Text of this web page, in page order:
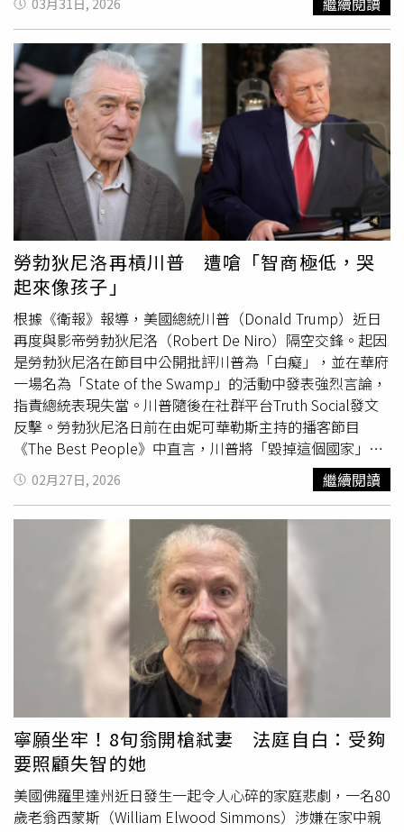
間光雕後，搭配遊船體驗與河岸步道，營造出光影交錯的迷
人景致。夜晚時分，民眾可沿著運河散步或搭乘遊船，欣賞
兩岸燈光與藝術裝置交織出的水岸風情，享受悠閒愜意的城
市時光。南市府提到，除了音樂祭外，「臺南運河百年」系
列活動也陸續展開，包括河畔市集「大員盛場」、運河百年
紀念展「運河有影」，以及後續將推出的「運河100雙城好
和」美食船班、國際龍舟錦標賽與「百年新人遊河」聯合婚
禮等，活動內容橫跨文化、觀光與生活面向，預計一路熱鬧
至年底。此外，「運河遊河BOT案碼頭」也預計於11月底啟
用，進一步提升運河觀光發展能量。南市府表示，本次戶外
音樂祭結合音樂演出與水岸景觀，打造兼具視覺與聽覺的沉
浸式體驗，適合親子同遊或好友相聚。誠摯邀請民眾把握五
一連假造訪臺南，一邊品嚐在地美食，一邊感受運河畔的悠
閒氛圍，在初夏夜晚留下難忘回憶。
響：「他一直在後台說很多人、很可怕。」讓他越聽越不
安；林鶴軒則坦言是因為在台下遇到以前同學，讓他嚇一
跳，頻頻表示自己真的很緊張，讓柯震東與陳姸霏忍不住
喊：「你不要再緊張了！」首個遊戲環節「我有你沒有」，
主演需帶入角色身份，說出在影集中做過、但其他人沒做過
的事，柯震東率先出招笑說：「我有尪仔標，其他人沒
有。」陳姸霏立刻回擊：「我們現在有！」讓他急忙補充
「是戲裡！」陳姸霏分享自己「在戲中戴過很多頂假髮」，
展現角色造型多變。陳以文則語出驚人表示「我有被挖掉心
臟」，讓柯震東一度想接話又急踩煞車，笑稱「要小心合
約」避免劇透。林鶴軒則突然拋出「我大概看超過600部A
片」，瞬間讓話題歪樓，柯震東也接招笑說：「搞不好我有
啊，不然韓杰十年在家在幹嘛？」演員們玩遊戲逗樂全場。
（圖／Netflix提供）林鶴軒的懲罰橋段還原劇中鬼角色「王
小明」，對柯震東說出撩人金句，但卻立刻被柯震東假呼巴
掌，林鶴軒解釋：「王小明就是色鬼，在網咖看很多低級
片，他打我巴掌是正常的！」柯震東也補充，《乩身》雖有
大量神魔與戰鬥元素，但「人有好人壞人，鬼也是」，王小
明就是貫穿全劇的「善良好鬼」，林鶴軒則為角色下了註
解：「王小明就是善良的混蛋。」談到拍攝過程，陳姸霏坦
言接下演出時既興奮又緊張，「看到卡司就很期待，但也有
壓力。」更透露一開始覺得柯震東「很高、看起來有點高
冷，不太敢講話」，直到對方在拍攝期間稱讚她「是對角色
有想法的人」，才讓她逐漸打開心防。林鶴軒則分享拍攝特
效場面的新鮮經驗，特別是網咖遇見主角群的一場戲，「我
的招式是『蛤蟆神功』，第一次做特效建檔，整個人被掃描
建模。」直呼大開眼界。林鶴軒對柯震東說撩人金句。（圖
／Netflix提供）
勞勃狄尼洛再槓川普 遭嗆「智商極低，哭
起來像孩子」
根據《衛報》報導，美國總統川普（Donald Trump）近日
再度與影帝勞勃狄尼洛（Robert De Niro）隔空交鋒。起因
是勞勃狄尼洛在節目中公開批評川普為「白癡」，並在華府
一場名為「State of the Swamp」的活動中發表強烈言論，
指責總統表現失當。川普隨後在社群平台Truth Social發文
反擊。勞勃狄尼洛日前在由妮可華勒斯主持的播客節目
《The Best People》中直言，川普將「毀掉這個國家」，
並表示「我們必須讓他下台」。他同時批評部分支持者高舉
Maga旗幟的行為，強調「我們也是美國人」。隨後，勞勃
狄尼洛於華府參與「State of the Swamp」活動，該活動被
視為對川普國情咨文演說的回應。在情緒激動的演說中，他
形容總統「失敗、慌亂且絕望」，並表示自己對國家現況感
到失望。對此，川普在Truth Social上長文回應，除批評民
主黨籍眾議員伊爾汗歐瑪與拉希達特萊布外，也將矛頭指向
狄尼洛。他形容對方「精神失常」、「病態又瘋狂」，並稱
其「智商極低」，甚至指部分言論「幾乎涉及犯罪」。川普
還嘲諷勞勃狄尼洛在活動中落淚的畫面，稱其「像小孩一樣
崩潰」。事實上，狄尼洛長期公開反對川普。早在2024年
總統大選前，他接受媒體專訪時便稱川普「不是正統共和黨
人」，並形容對方為「混蛋、白癡與小丑」。雖然他並非特
別支持時任副總統賀錦麗，但仍認為對方「至少關心國家與
人民的狀況」。
02月27日, 2026 繼續閱讀
寧願坐牢！8旬翁開槍弒妻 法庭自白：受夠
要照顧失智的她
美國佛羅里達州近日發生一起令人心碎的家庭悲劇，一名80
歲老翁西蒙斯（William Elwood Simmons）涉嫌在家中親